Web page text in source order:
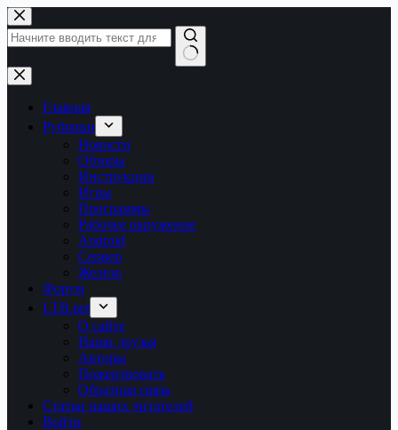
Перейти
к
сути
Ничего
не
найденоГлавная
Рубрики
Новости
Обзоры
Инструкции
Игры
Программы
Рабочее окружение
Android
Сервер
Железо
Форум
LTB.net
О сайте
Наши друзья
Авторы
Пожертвовать
Обратная связь
Статьи наших читателей
Войти